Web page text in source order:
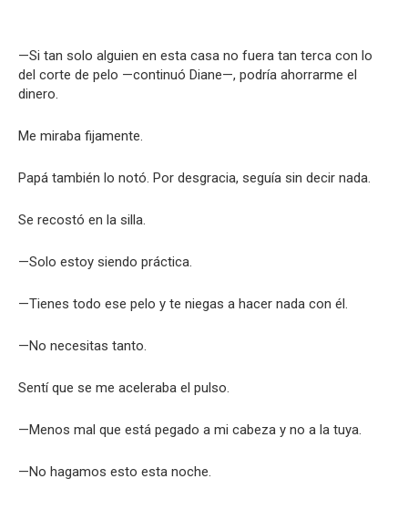
—Si tan solo alguien en esta casa no fuera tan terca con lo
del corte de pelo —continuó Diane—, podría ahorrarme el
dinero.
Me miraba fijamente.
Papá también lo notó. Por desgracia, seguía sin decir nada.
Se recostó en la silla.
—Solo estoy siendo práctica.
—Tienes todo ese pelo y te niegas a hacer nada con él.
—No necesitas tanto.
Sentí que se me aceleraba el pulso.
—Menos mal que está pegado a mi cabeza y no a la tuya.
—No hagamos esto esta noche.